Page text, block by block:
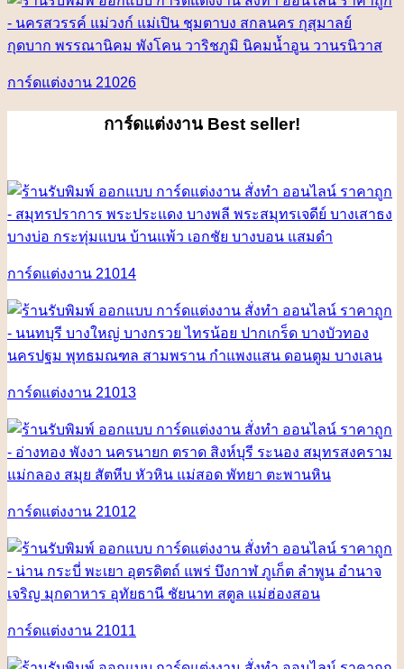
การ์ดแต่งงาน 21026
การ์ดแต่งงาน Best seller!
การ์ดแต่งงาน 21014
การ์ดแต่งงาน 21013
การ์ดแต่งงาน 21012
การ์ดแต่งงาน 21011